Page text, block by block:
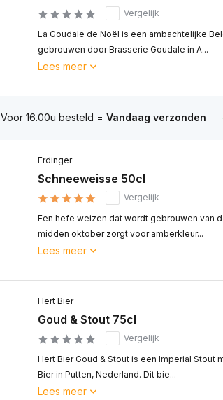
Vergelijk
La Goudale de Noël is een ambachtelijke
gebrouwen door Brasserie Goudale in A...
Lees meer
Voor 16.00u besteld = Vandaag verzonden
Erdinger
Schneeweisse 50cl
Vergelijk
Een hefe weizen dat wordt gebrouwen van
midden oktober zorgt voor amberkleur...
Lees meer
Hert Bier
Goud & Stout 75cl
Vergelijk
Hert Bier Goud & Stout is een Imperial Stout
Bier in Putten, Nederland. Dit bie...
Lees meer